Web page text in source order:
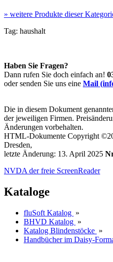
» weitere Produkte dieser
Tag: haushalt
Haben Sie Fragen?
Dann rufen Sie doch einfach an!
oder senden Sie uns eine Mail
Die in diesem Dokument
der jeweiligen Firmen.
Änderungen vorbehalten.
HTML-Dokumente Copyright
Dresden,
letzte Änderung: 13. April 2025
NVDA der freie ScreenReader
Kataloge
fluSoft Katalog »
BHVD Katalog »
Katalog Blindenstöcke »
Handbücher im Daisy-